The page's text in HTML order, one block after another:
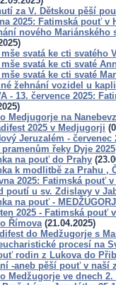
za V. Dětskou pěší
2025: Fatimská pouť v
nového Mariánského
svatá ke cti svatého
svatá ke cti svaté
svatá ke cti svaté
žehnání vozidel u
- 13. července 2025:
Medjugorje na
2025 v Medjugorji
Jeruzalém - červenec
řeky Dyje 2025
na pouť do Prahy
k modlitbě za Prahu ,
2025: Fatimská pouť
poutí u sv. Zdislavy v
na pouť -
2025 - Fatimská pouť
Římova(21.04.2025)
do Medžugorje s
procesí na
rodin z Lukova do
-aneb pěší pouť v naší
Medžugorje ve dnech 2.